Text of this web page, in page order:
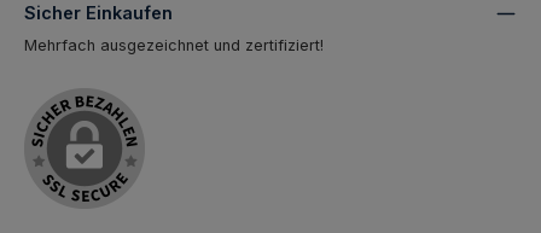
Sicher Einkaufen
Mehrfach ausgezeichnet und zertifiziert!